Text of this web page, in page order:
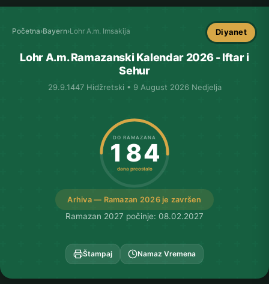
Početna›Bayern›Lohr A.m. Imsakija Diyanet
Lohr A.m. Ramazanski Kalendar 2026 - Iftar i
Sehur
29.9.1447 Hidžretski • 9 August 2026 Nedjelja
Arhiva — Ramazan 2026 je završen
DO RAMAZANA
184
dana preostalo
Ramazan 2027 počinje: 08.02.2027
Štampaj Namaz Vremena